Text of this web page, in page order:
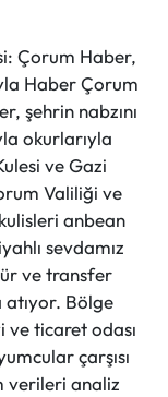
Çorum Haber,
Haber Çorum
şehrin nabzını
okurlarıyla
ve Gazi
Valiliği ve
anbean
sevdamız
ve transfer
Bölge
ticaret odası
çarşısı
verileri analiz